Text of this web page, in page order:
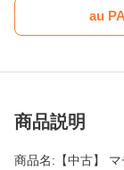
au
商品説明
商品名:【中古】